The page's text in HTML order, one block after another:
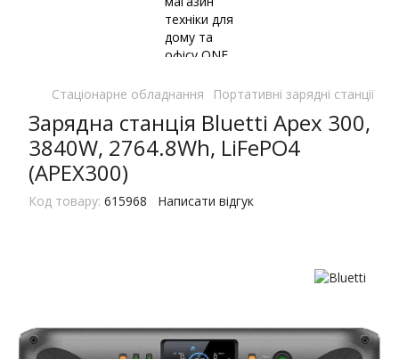
Стаціонарне обладнання Портативні зарядні станції
Зарядна станція Bluetti Apex 300,
3840W, 2764.8Wh, LiFePO4
(APEX300)
Код товару: 615968 Написати відгук